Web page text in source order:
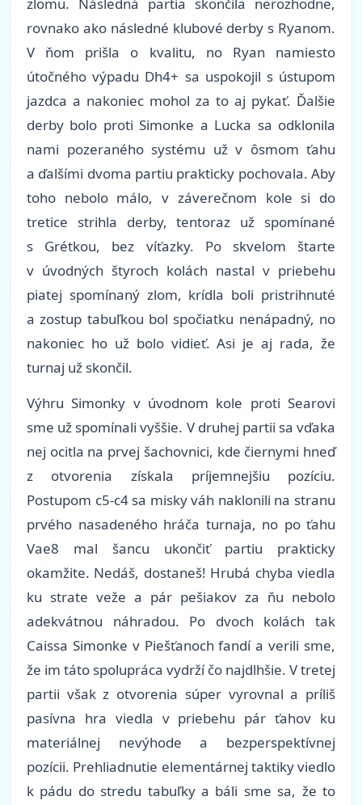
zlomu. Následná partia skončila nerozhodne,
rovnako ako následné klubové derby s Ryanom.
V ňom prišla o kvalitu, no Ryan namiesto
útočného výpadu Dh4+ sa uspokojil s ústupom
jazdca a nakoniec mohol za to aj pykať. Ďalšie
derby bolo proti Simonke a Lucka sa odklonila
nami pozeraného systému už v ôsmom ťahu
a ďalšími dvoma partiu prakticky pochovala. Aby
toho nebolo málo, v záverečnom kole si do
tretice strihla derby, tentoraz už spomínané
s Grétkou, bez víťazky. Po skvelom štarte
v úvodných štyroch kolách nastal v priebehu
piatej spomínaný zlom, krídla boli pristrihnuté
a zostup tabuľkou bol spočiatku nenápadný, no
nakoniec ho už bolo vidieť. Asi je aj rada, že
turnaj už skončil.
Výhru Simonky v úvodnom kole proti Searovi
sme už spomínali vyššie. V druhej partii sa vďaka
nej ocitla na prvej šachovnici, kde čiernymi hneď
z otvorenia získala príjemnejšiu pozíciu.
Postupom c5-c4 sa misky váh naklonili na stranu
prvého nasadeného hráča turnaja, no po ťahu
Vae8 mal šancu ukončiť partiu prakticky
okamžite. Nedáš, dostaneš! Hrubá chyba viedla
ku strate veže a pár pešiakov za ňu nebolo
adekvátnou náhradou. Po dvoch kolách tak
Caissa Simonke v Piešťanoch fandí a verili sme,
že im táto spolupráca vydrží čo najdlhšie. V tretej
partii však z otvorenia súper vyrovnal a príliš
pasívna hra viedla v priebehu pár ťahov ku
materiálnej nevýhode a bezperspektívnej
pozícii. Prehliadnutie elementárnej taktiky viedlo
k pádu do stredu tabuľky a báli sme sa, že to